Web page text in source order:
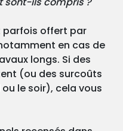
parfois offert par
en cas de
longs. Si des
(ou des surcoûts
le soir), cela vous